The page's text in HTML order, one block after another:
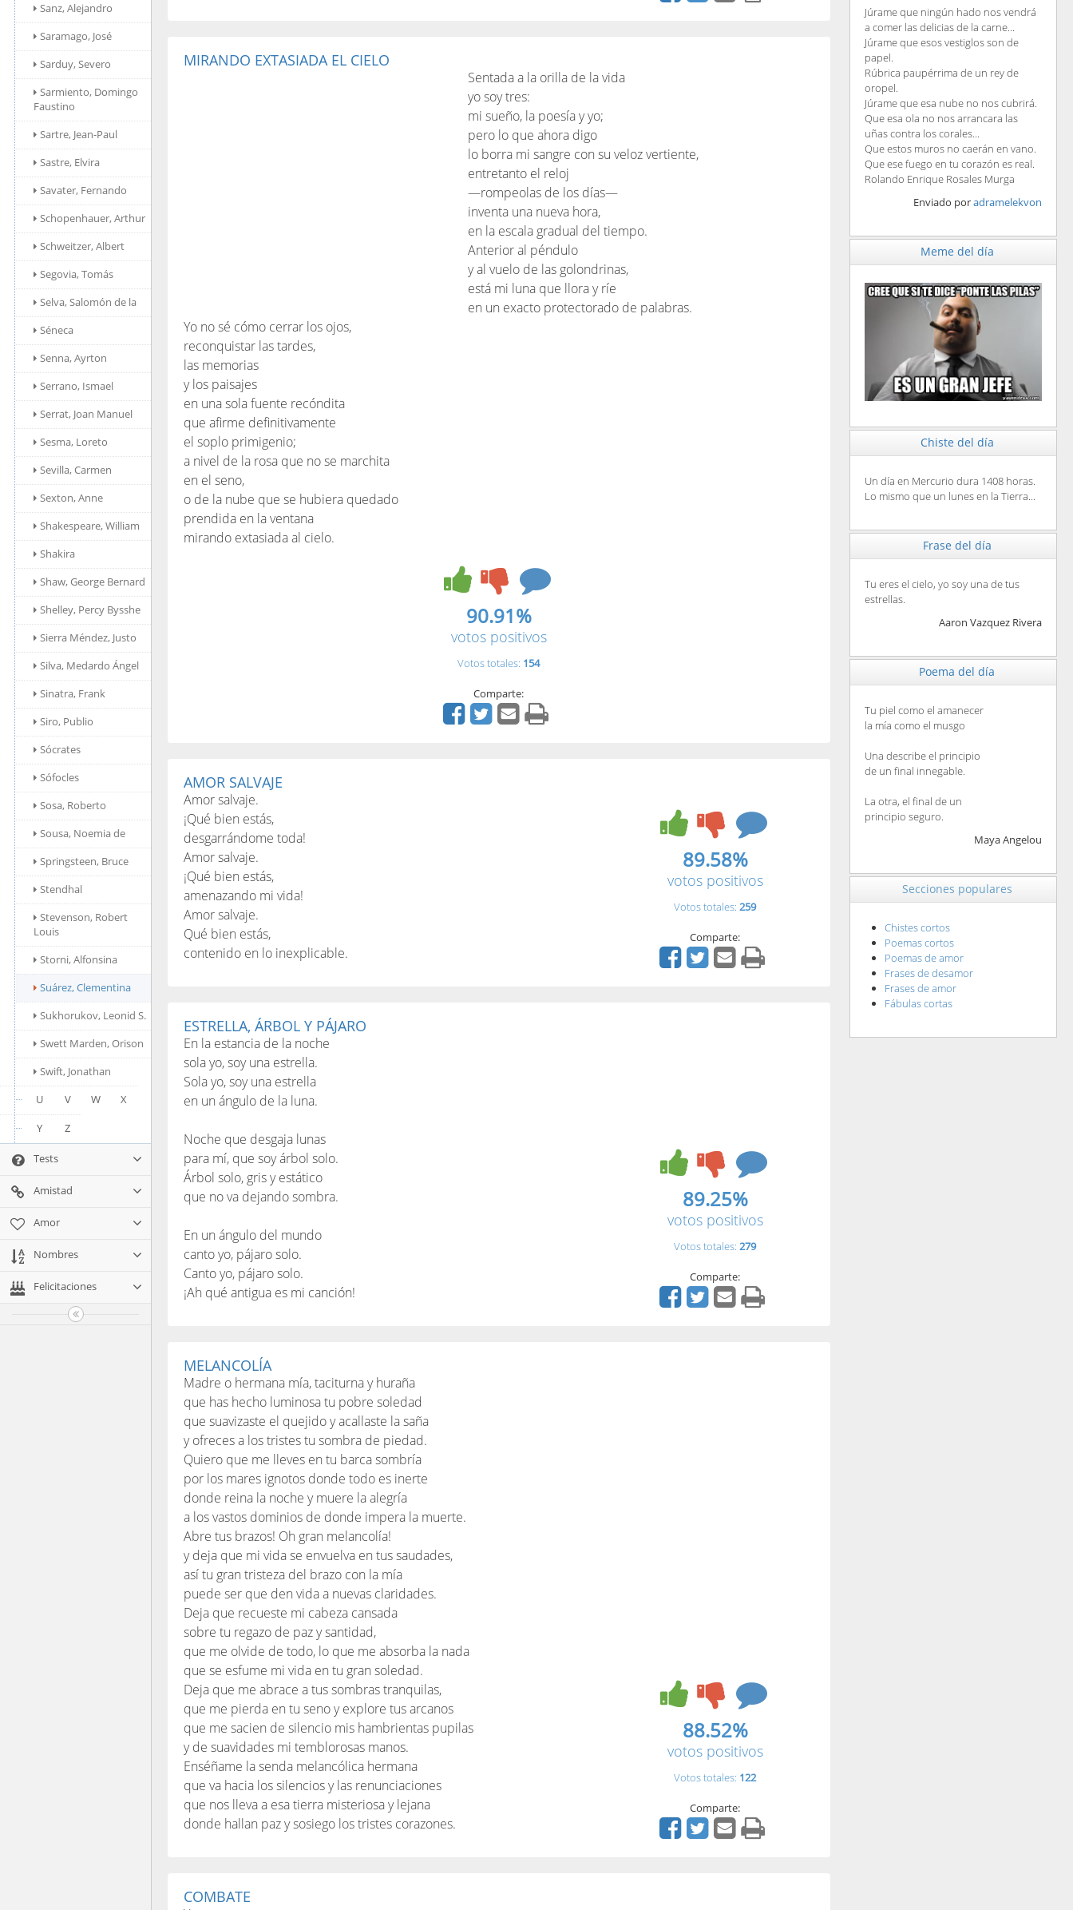
Sanz, Alejandro
Saramago, José
Sarduy, Severo
Sarmiento, Domingo
Faustino
Sartre, Jean-Paul
Sastre, Elvira
Savater, Fernando
Schopenhauer, Arthur
Schweitzer, Albert
Segovia, Tomás
Selva, Salomón de la
Séneca
Senna, Ayrton
Serrano, Ismael
Serrat, Joan Manuel
Sesma, Loreto
Sevilla, Carmen
Sexton, Anne
Shakespeare, William
Shakira
Shaw, George Bernard
Shelley, Percy Bysshe
Sierra Méndez, Justo
Silva, Medardo Ángel
Sinatra, Frank
Siro, Publio
Sócrates
Sófocles
Sosa, Roberto
Sousa, Noemia de
Springsteen, Bruce
Stendhal
Stevenson, Robert
Louis
Storni, Alfonsina
Suárez, Clementina
Sukhorukov, Leonid S.
Swett Marden, Orison
Swift, Jonathan
U
V W
X
Y
Z
Tests
Amistad
Amor
Nombres
Felicitaciones
MIRANDO EXTASIADA EL CIELO
Sentada a la orilla de la vida
yo soy tres:
mi sueño, la poesía y yo;
pero lo que ahora digo
lo borra mi sangre con su veloz vertiente,
entretanto el reloj
—rompeolas de los días—
inventa una nueva hora,
en la escala gradual del tiempo.
Anterior al péndulo
y al vuelo de las golondrinas,
está mi luna que llora y ríe
en un exacto protectorado de palabras.
Yo no sé cómo cerrar los ojos,
reconquistar las tardes,
las memorias
y los paisajes
en una sola fuente recóndita
que afirme definitivamente
el soplo primigenio;
a nivel de la rosa que no se marchita
en el seno,
o de la nube que se hubiera quedado
prendida en la ventana
mirando extasiada al cielo.
90.91%
votos positivos
Votos totales: 154
Comparte:
AMOR SALVAJE
Amor salvaje.
¡Qué bien estás,
desgarrándome toda!
Amor salvaje.
¡Qué bien estás,
amenazando mi vida!
Amor salvaje.
Qué bien estás,
contenido en lo inexplicable.
89.58%
votos positivos
Votos totales: 259
Comparte:
ESTRELLA, ÁRBOL Y PÁJARO
En la estancia de la noche
sola yo, soy una estrella.
Sola yo, soy una estrella
en un ángulo de la luna.
Noche que desgaja lunas
para mí, que soy árbol solo.
Árbol solo, gris y estático
que no va dejando sombra.
En un ángulo del mundo
canto yo, pájaro solo.
Canto yo, pájaro solo.
¡Ah qué antigua es mi canción!
89.25%
votos positivos
Votos totales: 279
Comparte:
MELANCOLÍA
Madre o hermana mía, taciturna y huraña
que has hecho luminosa tu pobre soledad
que suavizaste el quejido y acallaste la saña
y ofreces a los tristes tu sombra de piedad.
Quiero que me lleves en tu barca sombría
por los mares ignotos donde todo es inerte
donde reina la noche y muere la alegría
a los vastos dominios de donde impera la muerte.
Abre tus brazos! Oh gran melancolía!
y deja que mi vida se envuelva en tus saudades,
así tu gran tristeza del brazo con la mía
puede ser que den vida a nuevas claridades.
Deja que recueste mi cabeza cansada
sobre tu regazo de paz y santidad,
que me olvide de todo, lo que me absorba la nada
que se esfume mi vida en tu gran soledad.
Deja que me abrace a tus sombras tranquilas,
que me pierda en tu seno y explore tus arcanos
que me sacien de silencio mis hambrientas pupilas
y de suavidades mi temblorosas manos.
Enséñame la senda melancólica hermana
que va hacia los silencios y las renunciaciones
que nos lleva a esa tierra misteriosa y lejana
donde hallan paz y sosiego los tristes corazones.
88.52%
votos positivos
Votos totales: 122
Comparte:
COMBATE
Júrame que ningún hado nos vendrá
a comer las delicias de la carne...
Júrame que esos vestiglos son de
papel.
Rúbrica paupérrima de un rey de
oropel.
Júrame que esa nube no nos cubrirá.
Que esa ola no nos arrancara las
uñas contra los corales...
Que estos muros no caerán en vano.
Que ese fuego en tu corazón es real.
Rolando Enrique Rosales Murga
Enviado poradramelekvon
Meme del día
Chiste del día
Un día en Mercurio dura 1408 horas.
Lo mismo que un lunes en la Tierra...
Frase del día
Tu eres el cielo, yo soy una de tus
estrellas.
Aaron Vazquez Rivera
Poema del día
Tu piel como el amanecer
la mía como el musgo
Una describe el principio
de un final innegable.
La otra, el final de un
principio seguro.
Maya Angelou
Secciones populares
Chistes cortos
Poemas cortos
Poemas de amor
Frases de desamor
Frases de amor
Fábulas cortas